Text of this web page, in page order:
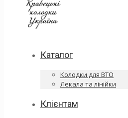
Каталог
Колодки для ВТО
Лекала та лінійки
Клієнтам